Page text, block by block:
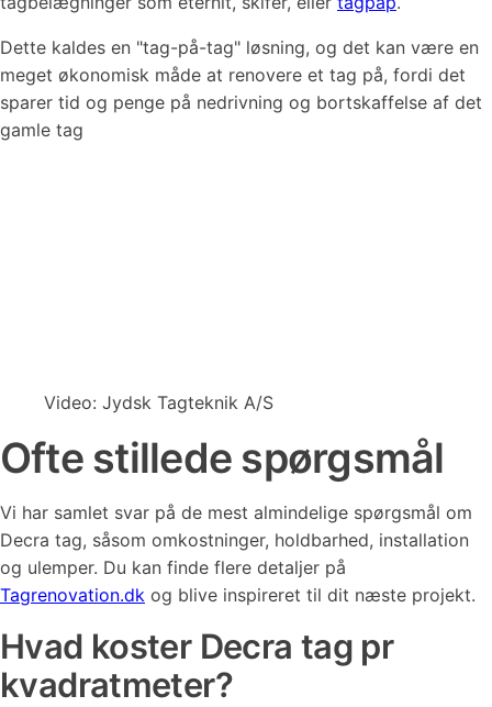
Dette kaldes en "tag-på-tag" løsning, og det kan være en
meget økonomisk måde at renovere et tag på, fordi det
sparer tid og penge på nedrivning og bortskaffelse af det
gamle tag​
Video: Jydsk Tagteknik A/S
Ofte stillede spørgsmål
Vi har samlet svar på de mest almindelige spørgsmål om
Decra tag, såsom omkostninger, holdbarhed, installation
og ulemper. Du kan finde flere detaljer på
Tagrenovation.dk og blive inspireret til dit næste projekt.
Hvad koster Decra tag pr
kvadratmeter?